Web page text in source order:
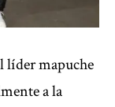
líder mapuche
a la